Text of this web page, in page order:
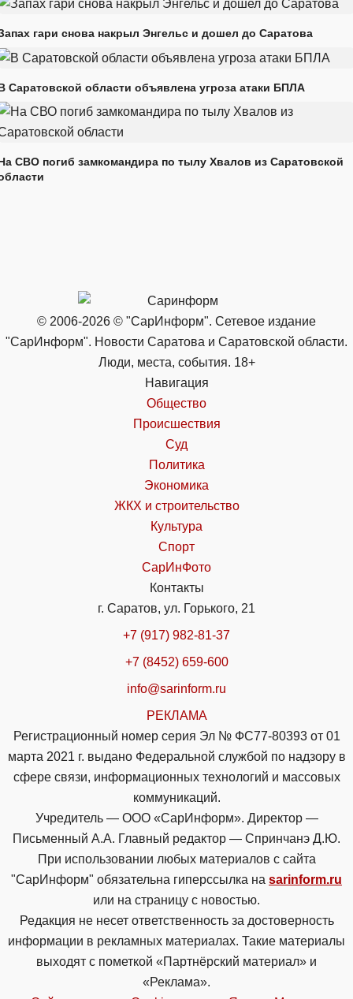
гари снова накрыл Энгельс и дошел до Саратова
Саратовской области объявлена угроза атаки БПЛА
СВО погиб замкомандира по тылу Хвалов из Саратовской
© 2006-2026 © "СарИнформ". Сетевое издание
"СарИнформ". Новости Саратова и Саратовской области.
Люди, места, события. 18+
Навигация
Общество
Происшествия
Суд
Политика
Экономика
ЖКХ и строительство
Культура
Спорт
СарИнФото
Контакты
г. Саратов, ул. Горького, 21
+7 (917) 982-81-37
+7 (8452) 659-600
info@sarinform.ru
РЕКЛАМА
Регистрационный номер серия Эл № ФС77-80393 от 01
марта 2021 г. выдано Федеральной службой по надзору в
сфере связи, информационных технологий и массовых
коммуникаций.
Учредитель — ООО «СарИнформ». Директор —
Письменный А.А. Главный редактор — Спринчанэ Д.Ю.
При использовании любых материалов с сайта
"СарИнформ" обязательна гиперссылка на sarinform.ru
или на страницу с новостью.
Редакция не несет ответственность за достоверность
информации в рекламных материалах. Такие материалы
выходят с пометкой «Партнёрский материал» и
«Реклама».